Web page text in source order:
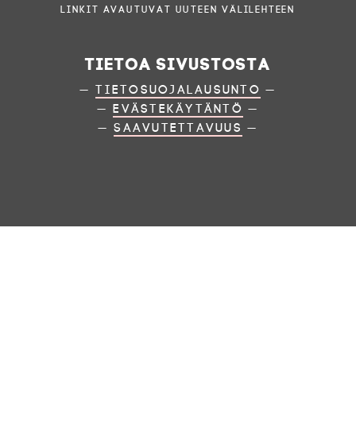
Linkit avautuvat uuteen välilehteen
Tietoa sivustosta
—Tietosuojalausunto —
—Evästekäytäntö —
—Saavutettavuus —